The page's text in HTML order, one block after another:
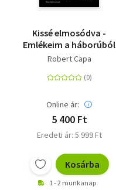
Kissé elmosódva -
Emlékeim a háborúból
Robert Capa
Online ár:
5 400 Ft
Eredeti ár: 5 999 Ft
Kosárba
1 - 2 munkanap